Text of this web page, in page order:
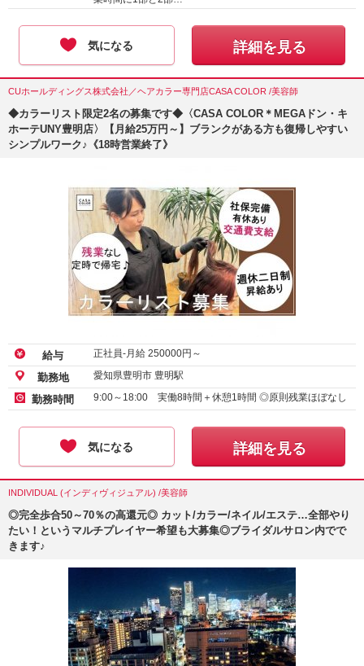
気になる 詳細を見る
CUホールディングス株式会社／ヘアカラー専門店CASA COLOR /美容師
◆カラーリスト限定2名の募集です◆〈CASA COLOR＊MEGAドン・キ
ホーテUNY豊明店〉【月給25万円～】ブランクがある方も復帰しやすい
シンプルワーク♪《18時営業終了》
給与 正社員-月給 250000円～
勤務地 愛知県豊明市 豊明駅
勤務時間 9:00～18:00 実働8時間＋休憩1時間 ◎原則残業ほぼなし
気になる 詳細を見る
INDIVIDUAL (インディヴィジュアル) /美容師
◎完全歩合50～70％の高還元◎ カット/カラー/ネイル/エステ…全部やり
たい！というマルチプレイヤー希望も大募集◎ブライダルサロン内でで
きます♪